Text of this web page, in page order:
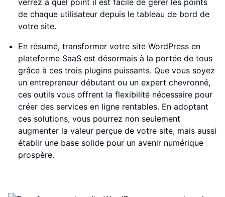
verrez à quel point il est facile de gérer les points
de chaque utilisateur depuis le tableau de bord de
votre site.
En résumé, transformer votre site WordPress en
plateforme SaaS est désormais à la portée de tous
grâce à ces trois plugins puissants. Que vous soyez
un entrepreneur débutant ou un expert chevronné,
ces outils vous offrent la flexibilité nécessaire pour
créer des services en ligne rentables. En adoptant
ces solutions, vous pourrez non seulement
augmenter la valeur perçue de votre site, mais aussi
établir une base solide pour un avenir numérique
prospère.